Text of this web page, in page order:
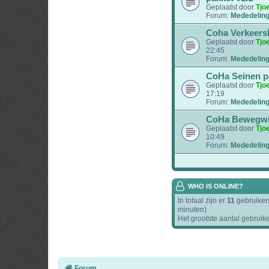
Geplaatst door
Forum:
Coha
Geplaatst door
22:45
Forum:
CoHa Seinen
Geplaatst door
17:19
Forum:
CoHa
Geplaatst door
10:49
Forum:
WHO IS ONLINE?
In totaal zijn er 11
minuten)
Het grootste aantal